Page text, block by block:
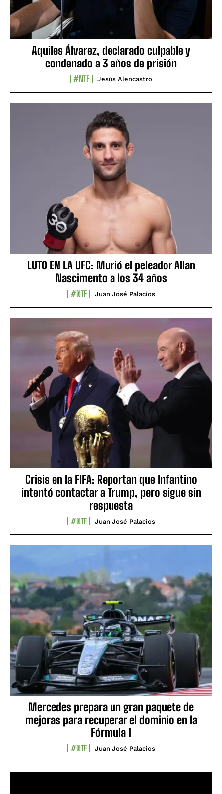
Aquiles Álvarez, declarado culpable y
condenado a 3 años de prisión
#NTF Jesús Alencastro
LUTO EN LA UFC: Murió el peleador Allan
Nascimento a los 34 años
#NTF Juan José Palacios
Crisis en la FIFA: Reportan que Infantino
intentó contactar a Trump, pero sigue sin
respuesta
#NTF Juan José Palacios
Mercedes prepara un gran paquete de
mejoras para recuperar el dominio en la
Fórmula 1
#NTF Juan José Palacios